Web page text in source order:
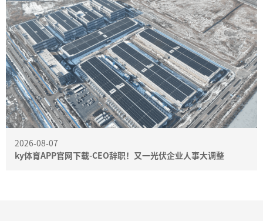
2026-08-07
ky体育APP官网下载-CEO辞职！又一光伏企业人事大调整